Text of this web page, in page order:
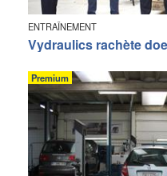
ENTRAÎNEMENT
Vydraulics rachète
Premium